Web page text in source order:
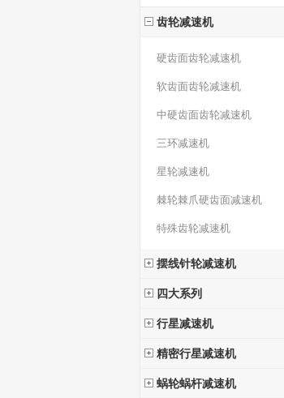
齿轮减速机
硬齿面齿轮减速机
软齿面齿轮减速机
中硬齿面齿轮减速机
三环减速机
星轮减速机
棘轮棘爪硬齿面减速机
特殊齿轮减速机
摆线针轮减速机
四大系列
行星减速机
精密行星减速机
蜗轮蜗杆减速机